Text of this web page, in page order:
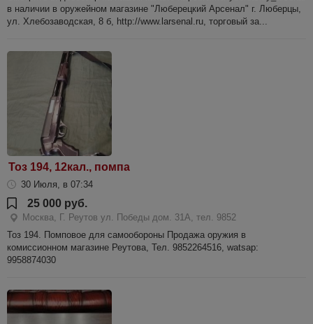
в наличии в оружейном магазине "Люберецкий Арсенал" г. Люберцы,
ул. Хлебозаводская, 8 б, http://www.larsenal.ru, торговый за...
Тоз 194, 12кал., помпа
30 Июля, в 07:34
25 000 руб.
Москва, Г. Реутов ул. Победы дом. 31А, тел. 9852
Тоз 194. Помповое для самообороны Продажа оружия в
комиссионном магазине Реутова, Тел. 9852264516, watsap:
9958874030